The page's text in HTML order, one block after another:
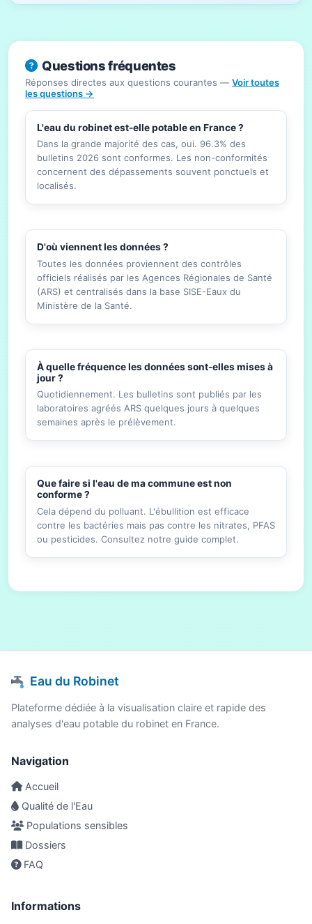
Questions fréquentes
Réponses directes aux questions courantes — Voir toutes
les questions →
L'eau du robinet est-elle potable en France ?
Dans la grande majorité des cas, oui. 96.3% des
bulletins 2026 sont conformes. Les non-conformités
concernent des dépassements souvent ponctuels et
localisés.
D'où viennent les données ?
Toutes les données proviennent des contrôles
officiels réalisés par les Agences Régionales de Santé
(ARS) et centralisés dans la base SISE-Eaux du
Ministère de la Santé.
À quelle fréquence les données sont-elles mises à
jour ?
Quotidiennement. Les bulletins sont publiés par les
laboratoires agréés ARS quelques jours à quelques
semaines après le prélèvement.
Que faire si l'eau de ma commune est non
conforme ?
Cela dépend du polluant. L'ébullition est efficace
contre les bactéries mais pas contre les nitrates, PFAS
ou pesticides. Consultez notre guide complet.
Eau du Robinet
Plateforme dédiée à la visualisation claire et rapide des
analyses d'eau potable du robinet en France.
Navigation
Accueil
Qualité de l'Eau
Populations sensibles
Dossiers
FAQ
Informations